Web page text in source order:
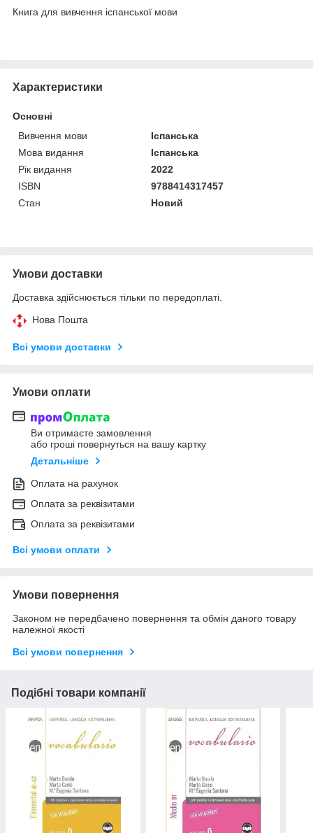
Книга для вивчення іспанської мови
Характеристики
Основні
Вивчення мови
Іспанська
Мова видання
Іспанська
Рік видання
2022
ISBN
9788414317457
Стан
Новий
Умови доставки
Доставка здійснюється тільки по передоплаті.
Нова Пошта
Всі умови доставки
Умови оплати
Ви отримаєте замовлення
або гроші повернуться на вашу картку
Детальніше
Оплата на рахунок
Оплата за реквізитами
Оплата за реквізитами
Всі умови оплати
Умови повернення
Законом не передбачено повернення та обмін даного товару
належної якості
Всі умови повернення
Подібні товари компанії